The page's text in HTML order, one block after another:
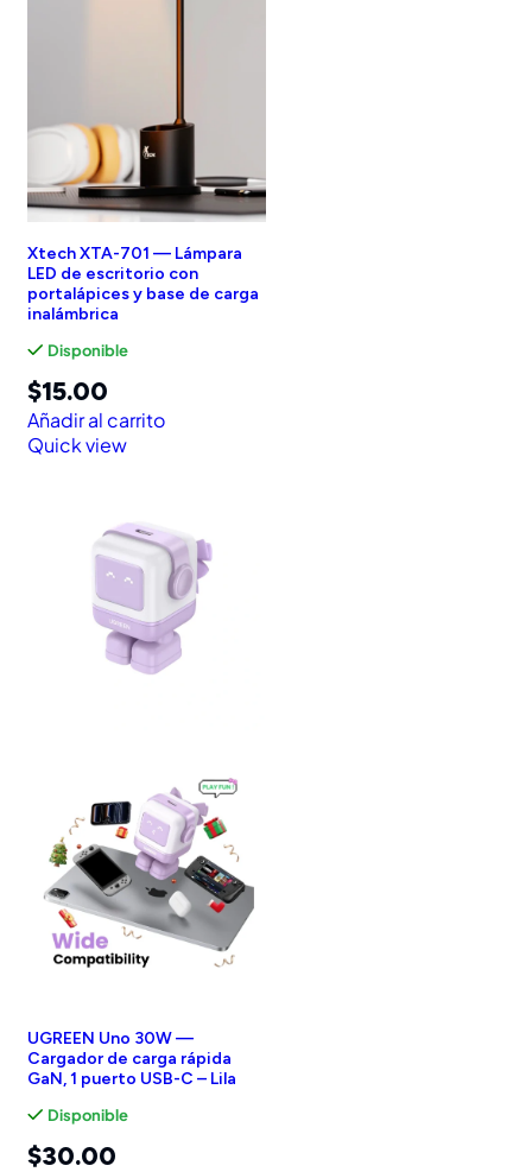
Xtech XTA-701 — Lámpara
LED de escritorio con
portalápices y base de carga
inalámbrica
Disponible
$15.00
Añadir al carrito
Quick view
UGREEN Uno 30W —
Cargador de carga rápida
GaN, 1 puerto USB-C – Lila
Disponible
$30.00